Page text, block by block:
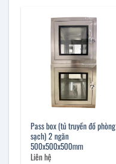
Pass box (tủ truyền đồ phòng
sạch) 2 ngăn
500x500x500mm
Liên hệ